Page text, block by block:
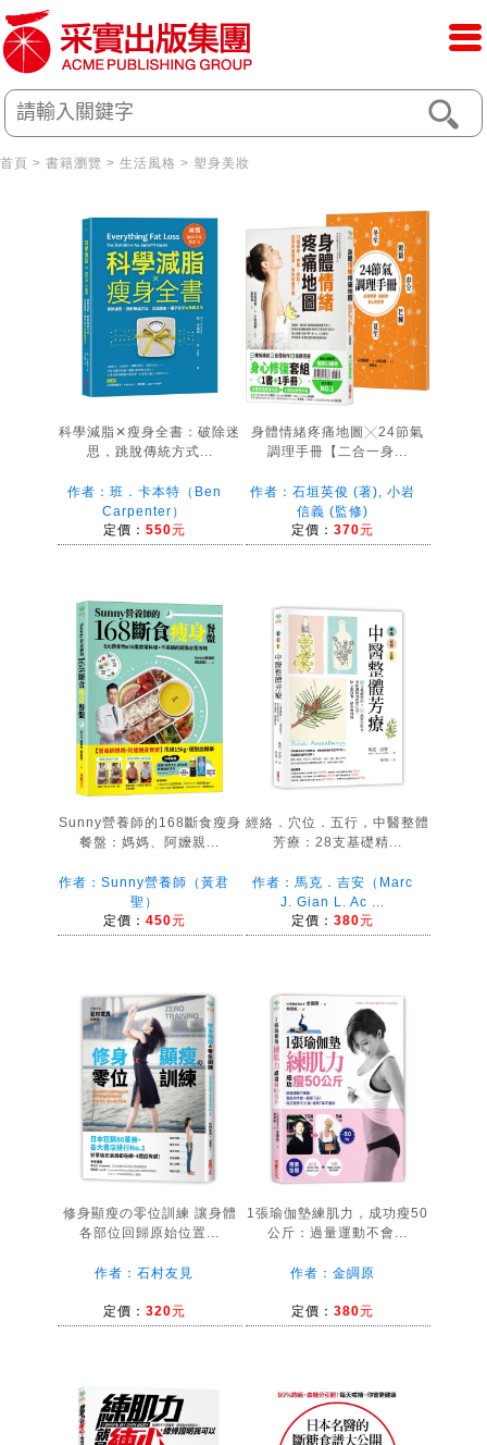
首頁 > 書籍瀏覽 > 生活風格 > 塑身美妝
科學減脂✕瘦身全書：破除迷
思，跳脫傳統方式...
作者：班．卡本特（Ben
Carpenter）
定價： 550元
身體情緒疼痛地圖╳24節氣
調理手冊【二合一身...
作者：石垣英俊 (著), 小岩
信義 (監修)
定價： 370元
Sunny營養師的168斷食瘦身
餐盤：媽媽、阿嬤親...
作者：Sunny營養師（黃君
聖）
定價： 450元
經絡．穴位．五行，中醫整體
芳療：28支基礎精...
作者：馬克．吉安（Marc
J. Gian L. Ac ...
定價： 380元
修身顯瘦の零位訓練 讓身體
各部位回歸原始位置...
作者：石村友見
定價： 320元
1張瑜伽墊練肌力，成功瘦50
公斤：過量運動不會...
作者：金皗原
定價： 380元